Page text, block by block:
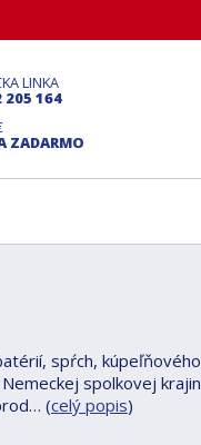
LINKA
205 164
ZADARMO
spŕch,
spolkovej
(celý popis)